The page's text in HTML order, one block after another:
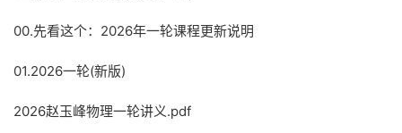
00.先看这个：2026年一轮课程更新说明
01.2026一轮(新版)
2026赵玉峰物理一轮讲义.pdf